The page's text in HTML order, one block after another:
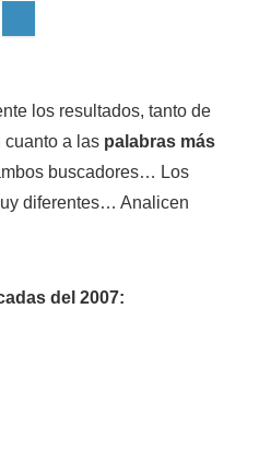
los resultados, tanto de
cuanto a las palabras más
buscadores… Los
diferentes… Analicen
del 2007: